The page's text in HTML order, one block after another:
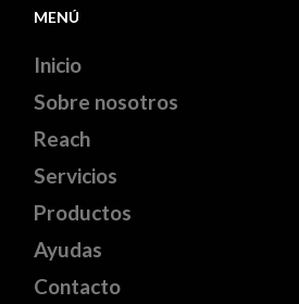
MENÚ
Inicio
Sobre nosotros
Reach
Servicios
Productos
Ayudas
Contacto